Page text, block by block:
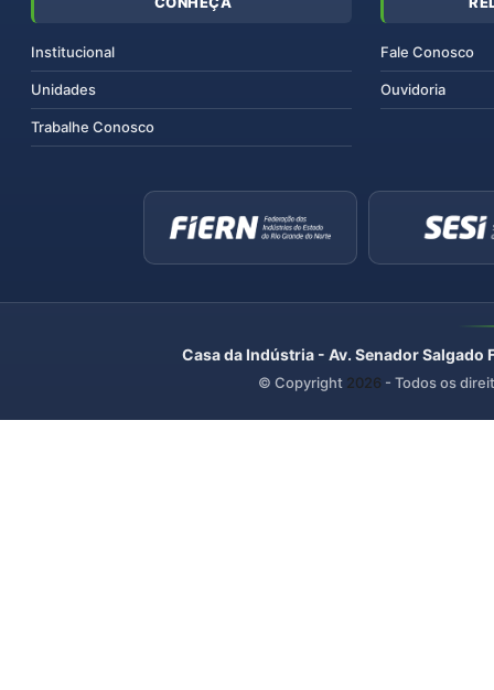
Institucional
Unidades
Trabalhe Conosco
Fale Conosco
Ouvidoria
Casa da Indústria - Av. Senador
© Copyright 2026 - Todos os